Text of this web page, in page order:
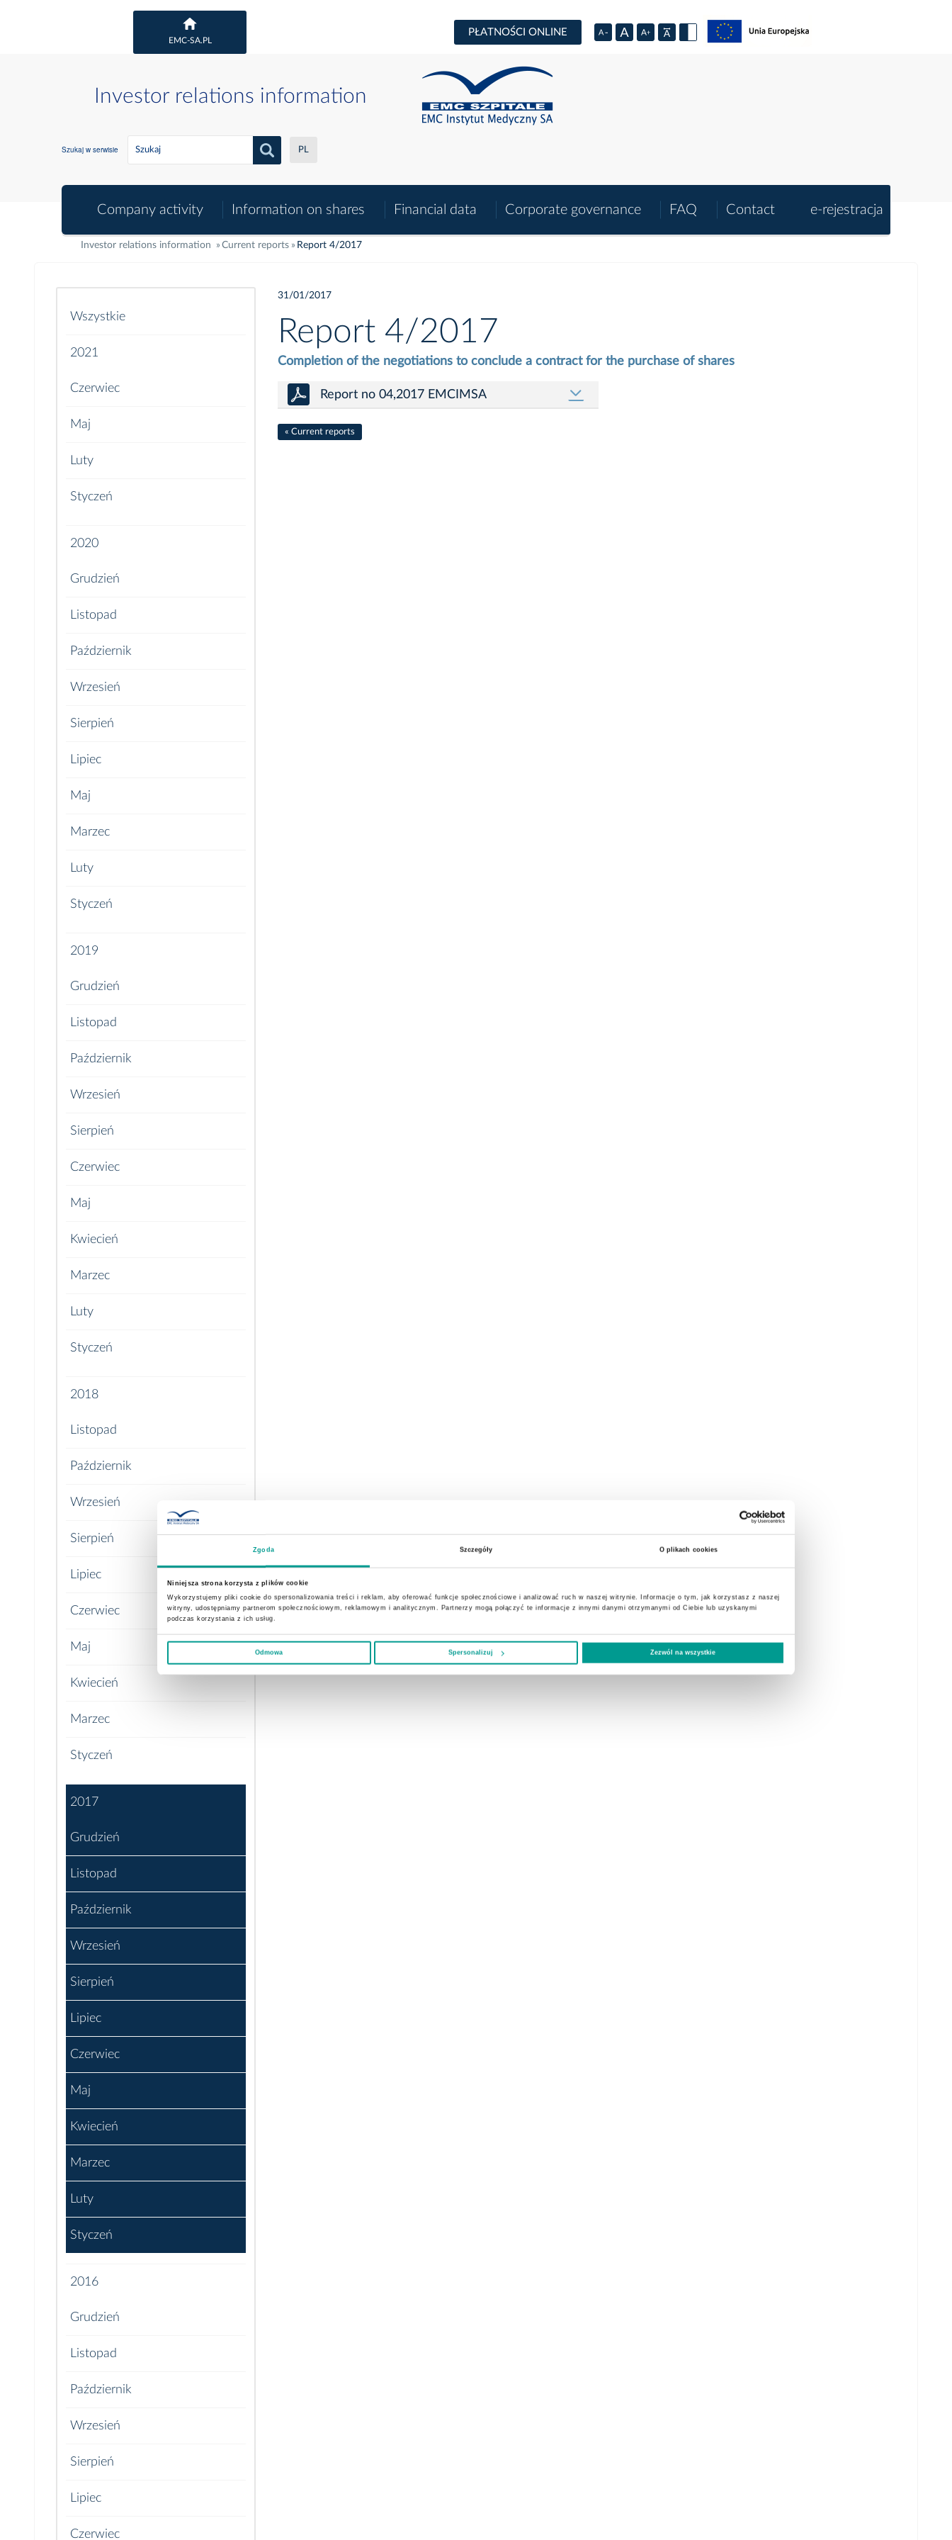
Zgoda Szczegóły O plikach cookies
Niniejsza strona korzysta z plików cookie
Wykorzystujemy pliki cookie do spersonalizowania treści i reklam, aby oferować funkcje społecznościowe i analizować ruch w naszej witrynie. Informacje o tym, jak korzystasz z naszej
witryny, udostępniamy partnerom społecznościowym, reklamowym i analitycznym. Partnerzy mogą połączyć te informacje z innymi danymi otrzymanymi od Ciebie lub uzyskanymi
podczas korzystania z ich usług.
Odmowa Spersonalizuj Zezwól na wszystkie
EMC-SA.PL
PŁATNOŚCI ONLINE
Investor relations information
Szukaj w serwisie PL
Company activity Information on shares Financial data Corporate governance FAQ Contact e-rejestracja
Investor relations information Current reports Report 4/2017
Wszystkie
2021
Czerwiec
Maj
Luty
Styczeń
2020
Grudzień
Listopad
Październik
Wrzesień
Sierpień
Lipiec
Maj
Marzec
Luty
Styczeń
2019
Grudzień
Listopad
Październik
Wrzesień
Sierpień
Czerwiec
Maj
Kwiecień
Marzec
Luty
Styczeń
2018
Listopad
Październik
Wrzesień
Sierpień
Lipiec
Czerwiec
Maj
Kwiecień
Marzec
Styczeń
2017
Grudzień
Listopad
Październik
Wrzesień
Sierpień
Lipiec
Czerwiec
Maj
Kwiecień
Marzec
Luty
Styczeń
2016
Grudzień
Listopad
Październik
Wrzesień
Sierpień
Lipiec
Czerwiec
31/01/2017
Report 4/2017
Completion of the negotiations to conclude a contract for the purchase of shares
Report no 04,2017 EMCIMSA
« Current reports